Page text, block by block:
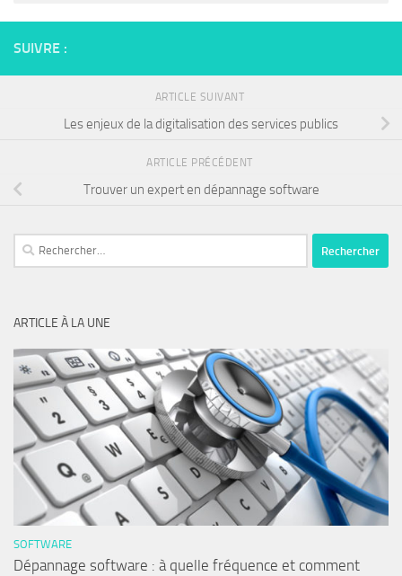
SUIVRE :
ARTICLE SUIVANT
Les enjeux de la digitalisation des services publics
ARTICLE PRÉCÉDENT
Trouver un expert en dépannage software
Rechercher :
ARTICLE À LA UNE
SOFTWARE
Dépannage software : à quelle fréquence et comment